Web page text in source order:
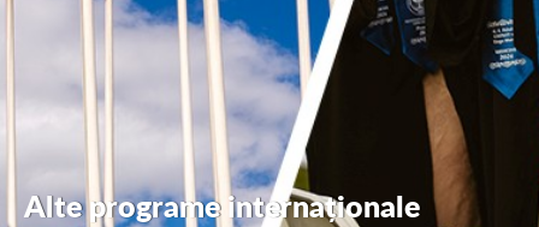
Alte programe internaționale